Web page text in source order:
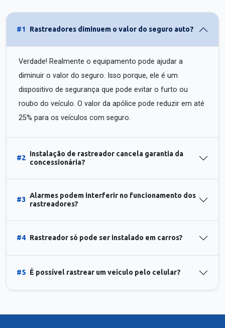
#1 Rastreadores diminuem o valor do seguro auto?
Verdade! Realmente o equipamento pode ajudar a
diminuir o valor do seguro. Isso porque, ele é um
dispositivo de segurança que pode evitar o furto ou
roubo do veículo. O valor da apólice pode reduzir em até
25% para os veículos com seguro.
#2
Instalação de rastreador cancela garantia da
concessionária?
#3
Alarmes podem interferir no funcionamento dos
rastreadores?
#4 Rastreador só pode ser instalado em carros?
#5 É possível rastrear um veículo pelo celular?